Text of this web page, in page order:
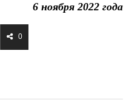
6 ноября 2022 года
0